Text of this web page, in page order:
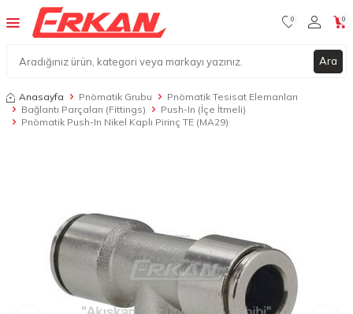
Ara
0 0
Anasayfa Pnömatik Grubu
Pnömatik Tesisat Elemanları
Bağlantı Parçaları (Fittings)
Push-In (İçe İtmeli)
Pnömatik Push-In Nikel Kaplı Pirinç TE (MA29)